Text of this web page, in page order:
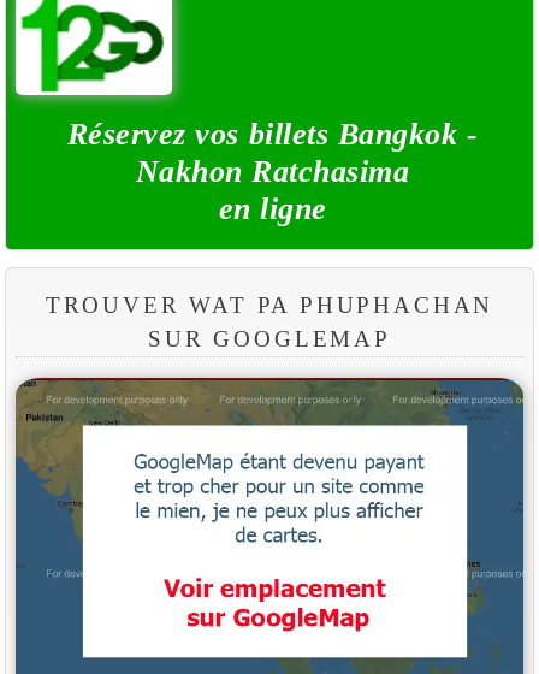
Réservez vos billets Bangkok -
Nakhon Ratchasima
en ligne
TROUVER WAT PA PHUPHACHAN
SUR GOOGLEMAP